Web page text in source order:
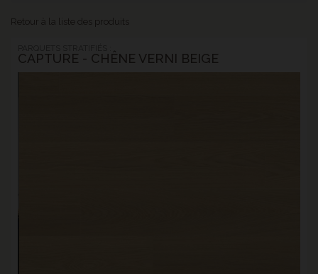
Retour à la liste des produits
CAPTURE - CHÊNE VERNI BEIGE